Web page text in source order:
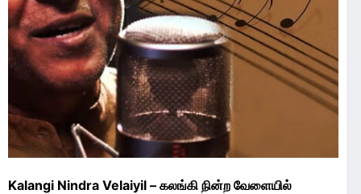
Kalangi Nindra Velaiyil – கலங்கி நின்ற வேளையில்